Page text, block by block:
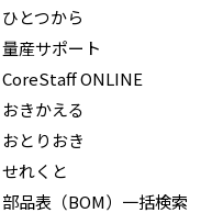
ひとつから
量産サポート
CoreStaff ONLINE
おきかえる
おとりおき
せれくと
部品表（BOM）一括検索